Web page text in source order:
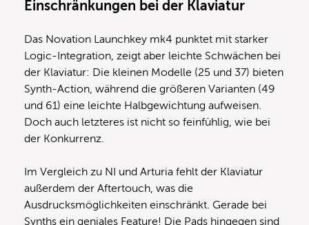
Einschränkungen bei der Klaviatur
Das Novation Launchkey mk4 punktet mit starker
Logic-Integration, zeigt aber leichte Schwächen bei
der Klaviatur: Die kleinen Modelle (25 und 37) bieten
Synth-Action, während die größeren Varianten (49
und 61) eine leichte Halbgewichtung aufweisen.
Doch auch letzteres ist nicht so feinfühlig, wie bei
der Konkurrenz.
Im Vergleich zu NI und Arturia fehlt der Klaviatur
außerdem der Aftertouch, was die
Ausdrucksmöglichkeiten einschränkt. Gerade bei
Synths ein geniales Feature! Die Pads hingegen sind